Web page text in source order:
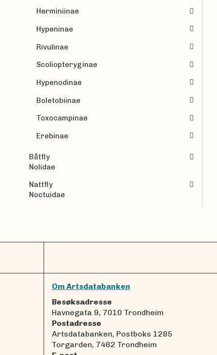
Herminiinae
Hypeninae
Rivulinae
Scoliopteryginae
Hypenodinae
Boletobiinae
Toxocampinae
Erebinae
Båtfly
Nolidae
Nattfly
Noctuidae
Om Artsdatabanken
Besøksadresse
Havnegata 9, 7010 Trondheim
Postadresse
Artsdatabanken, Postboks 1285
Torgarden, 7462 Trondheim